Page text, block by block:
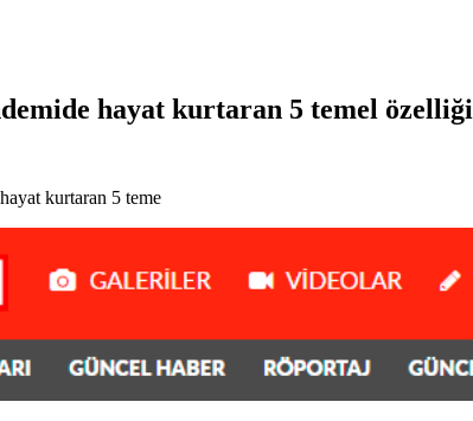
hayat kurtaran 5 temel özelliği
kurtaran 5 teme